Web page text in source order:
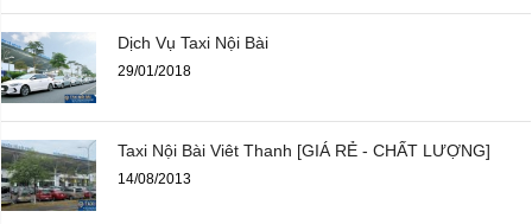
Dịch Vụ Taxi Nội Bài
29/01/2018
Taxi Nội Bài Viêt Thanh [GIÁ RẺ - CHẤT LƯỢNG]
14/08/2013